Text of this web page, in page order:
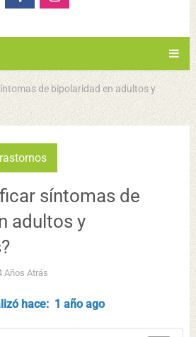
de bipolaridad en adultos y
síntomas de
adultos y
Años Atrás
hace: 1 año ago